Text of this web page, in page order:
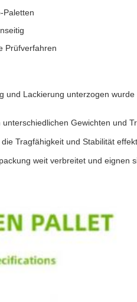
Paletten
Prüfverfahren
Lackierung unterzogen
Gewichten und
Tragfähigkeit und Stabilität
weit verbreitet und eignen